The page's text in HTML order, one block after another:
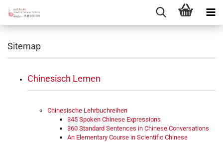
Sitemap
Chinesisch Lernen
Chinesische Lehrbuchreihen
345 Spoken Chinese Expressions
360 Standard Sentences in Chinese Conversations
An Elementary Course in Scientific Chinese